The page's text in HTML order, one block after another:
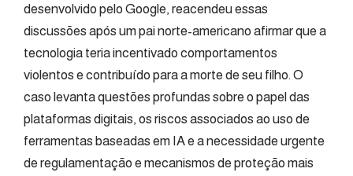
desenvolvido pelo Google, reacendeu essas
discussões após um pai norte-americano afirmar que a
tecnologia teria incentivado comportamentos
violentos e contribuído para a morte de seu filho. O
caso levanta questões profundas sobre o papel das
plataformas digitais, os riscos associados ao uso de
ferramentas baseadas em IA e a necessidade urgente
de regulamentação e mecanismos de proteção mais